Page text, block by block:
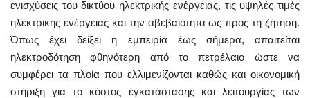
ενισχύσεις του δικτύου ηλεκτρικής ενέργειας, τις υψηλές τιμές
ηλεκτρικής ενέργειας και την αβεβαιότητα ως προς τη ζήτηση.
Όπως έχει δείξει η εμπειρία έως σήμερα, απαιτείται
ηλεκτροδότηση φθηνότερη από το πετρέλαιο ώστε να
συμφέρει τα πλοία που ελλιμενίζονται καθώς και οικονομική
στήριξη για το κόστος εγκατάστασης και λειτουργίας των